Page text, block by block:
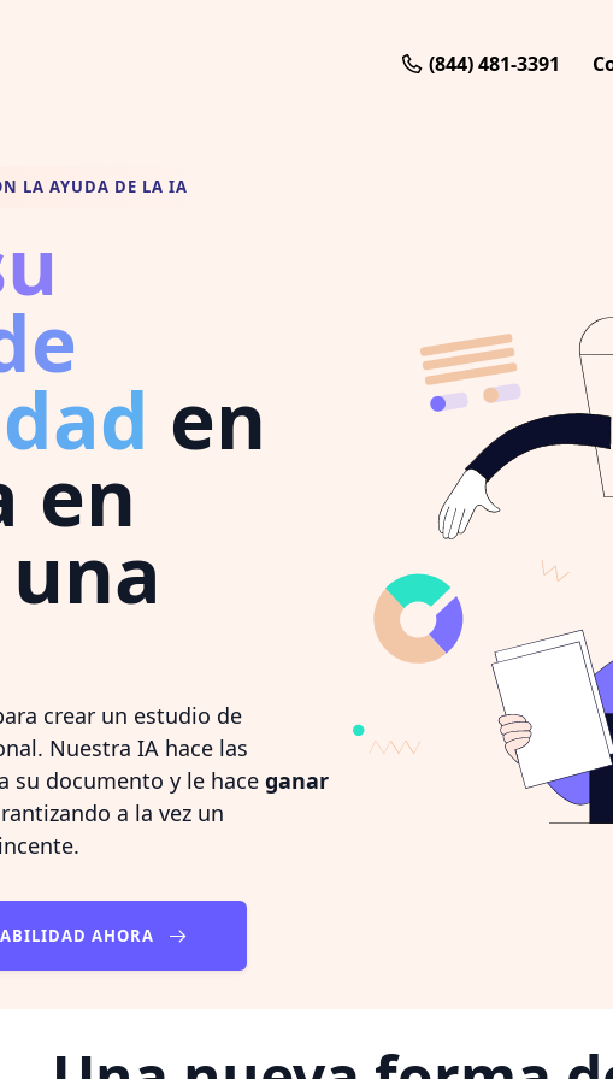
(844) 481-3391
LA AYUDA DE LA IA
en
en
crear un estudio de
Nuestra IA hace las
su documento y le hace ganar
a la vez un
AHORA